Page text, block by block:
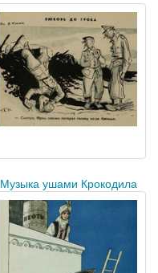
Музыка ушами Крокодила